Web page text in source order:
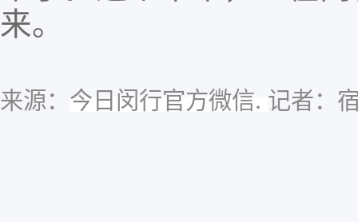
来。
来源： 今日闵行官方微信. 记者：